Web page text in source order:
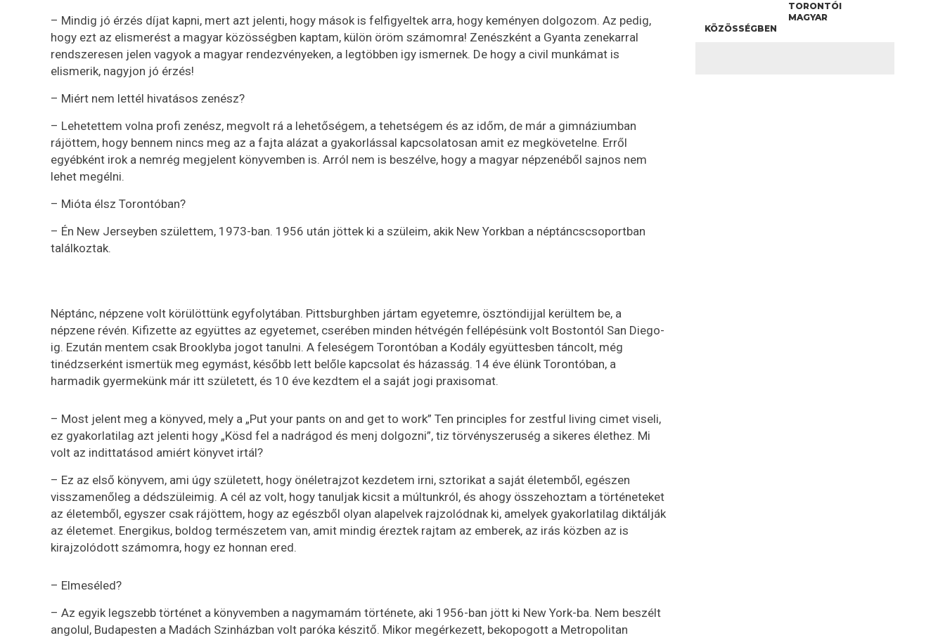
– Mindig jó érzés díjat kapni, mert azt jelenti, hogy mások is felfigyeltek arra, hogy keményen dolgozom. Az pedig,
hogy ezt az elismerést a magyar közösségben kaptam, külön öröm számomra! Zenészként a Gyanta zenekarral
rendszeresen jelen vagyok a magyar rendezvényeken, a legtöbben igy ismernek. De hogy a civil munkámat is
elismerik, nagyjon jó érzés!
– Miért nem lettél hivatásos zenész?
– Lehetettem volna profi zenész, megvolt rá a lehetőségem, a tehetségem és az időm, de már a gimnáziumban
rájöttem, hogy bennem nincs meg az a fajta alázat a gyakorlással kapcsolatosan amit ez megkövetelne. Erről
egyébként irok a nemrég megjelent könyvemben is. Arról nem is beszélve, hogy a magyar népzenéből sajnos nem
lehet megélni.
– Mióta élsz Torontóban?
– Én New Jerseyben születtem, 1973-ban. 1956 után jöttek ki a szüleim, akik New Yorkban a néptáncscsoportban
találkoztak.
Néptánc, népzene volt körülöttünk egyfolytában. Pittsburghben jártam egyetemre, ösztöndijjal kerültem be, a
népzene révén. Kifizette az együttes az egyetemet, cserében minden hétvégén fellépésünk volt Bostontól San Diego-
ig. Ezután mentem csak Brooklyba jogot tanulni. A feleségem Torontóban a Kodály együttesben táncolt, még
tinédzserként ismertük meg egymást, később lett belőle kapcsolat és házasság. 14 éve élünk Torontóban, a
harmadik gyermekünk már itt született, és 10 éve kezdtem el a saját jogi praxisomat.
– Most jelent meg a könyved, mely a „Put your pants on and get to work” Ten principles for zestful living cimet viseli,
ez gyakorlatilag azt jelenti hogy „Kösd fel a nadrágod és menj dolgozni”, tiz törvényszeruség a sikeres élethez. Mi
volt az indittatásod amiért könyvet irtál?
– Ez az első könyvem, ami úgy született, hogy önéletrajzot kezdetem irni, sztorikat a saját életemből, egészen
visszamenőleg a dédszüleimig. A cél az volt, hogy tanuljak kicsit a múltunkról, és ahogy összehoztam a történeteket
az életemből, egyszer csak rájöttem, hogy az egészből olyan alapelvek rajzolódnak ki, amelyek gyakorlatilag diktálják
az életemet. Energikus, boldog természetem van, amit mindig éreztek rajtam az emberek, az irás közben az is
kirajzolódott számomra, hogy ez honnan ered.
– Elmeséled?
– Az egyik legszebb történet a könyvemben a nagymamám története, aki 1956-ban jött ki New York-ba. Nem beszélt
angolul, Budapesten a Madách Szinházban volt paróka készitő. Mikor megérkezett, bekopogott a Metropolitan
TORONTÓI
MAGYAR
KÖZÖSSÉGBEN